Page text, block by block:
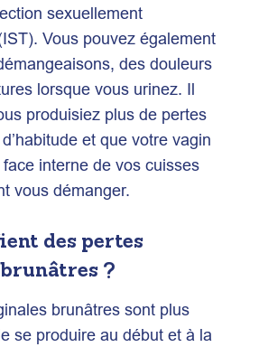
sexuellement
Vous pouvez également
des douleurs
lorsque vous urinez. Il
produisiez plus de pertes
et que votre vagin
interne de vos cuisses
vous démanger.
des pertes
?
brunâtres sont plus
se produire au début et à la